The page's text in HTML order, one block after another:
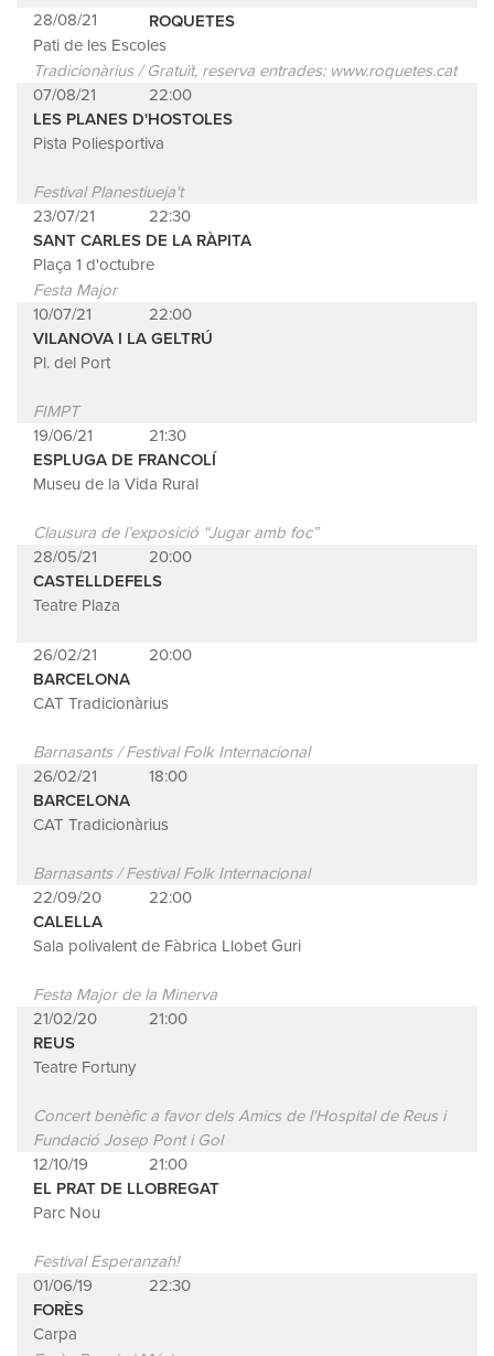
28/08/21
ROQUETES
Pati de les Escoles
Tradicionàrius / Gratuït, reserva entrades: www.roquetes.cat
07/08/21
22:00
LES PLANES D'HOSTOLES
Pista Poliesportiva
Festival Planestiueja't
23/07/21
22:30
SANT CARLES DE LA RÀPITA
Plaça 1 d'octubre
Festa Major
10/07/21
22:00
VILANOVA I LA GELTRÚ
Pl. del Port
FIMPT
19/06/21
21:30
ESPLUGA DE FRANCOLÍ
Museu de la Vida Rural
Clausura de l’exposició “Jugar amb foc”
28/05/21
20:00
CASTELLDEFELS
Teatre Plaza
26/02/21
20:00
BARCELONA
CAT Tradicionàrius
Barnasants / Festival Folk Internacional
26/02/21
18:00
BARCELONA
CAT Tradicionàrius
Barnasants / Festival Folk Internacional
22/09/20
22:00
CALELLA
Sala polivalent de Fàbrica Llobet Guri
Festa Major de la Minerva
21/02/20
21:00
REUS
Teatre Fortuny
Concert benèfic a favor dels Amics de l'Hospital de Reus i
Fundació Josep Pont i Gol
12/10/19
21:00
EL PRAT DE LLOBREGAT
Parc Nou
Festival Esperanzah!
01/06/19
22:30
FORÈS
Carpa